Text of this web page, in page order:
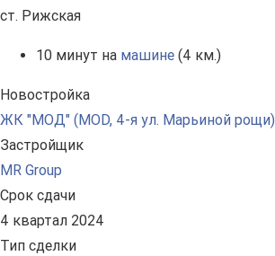
ст. Рижская
10 минут на машине (4 км.)
Новостройка
ЖК "МОД" (MOD, 4-я ул. Марьиной рощи)
Застройщик
MR Group
Срок сдачи
4 квартал 2024
Тип сделки